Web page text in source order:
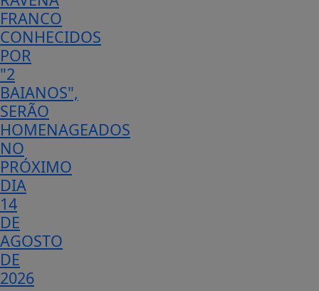
FRANCO
CONHECIDOS
POR
"2
BAIANOS",
SERÃO
HOMENAGEADOS
NO
PRÓXIMO
DIA
14
DE
AGOSTO
DE
2026